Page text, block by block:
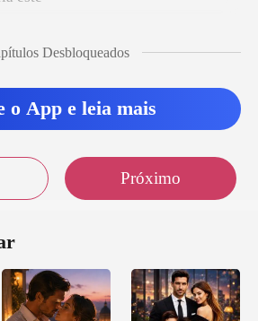
Desbloqueados
o App e leia mais
Próximo